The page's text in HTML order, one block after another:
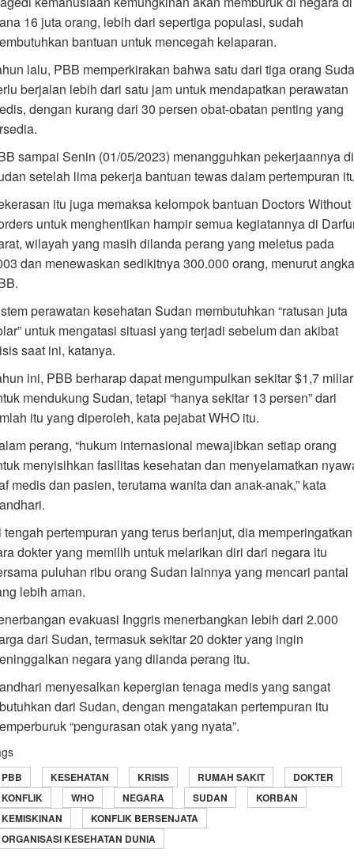
16 juta orang, lebih dari sepertiga populasi, sudah
bantuan untuk mencegah kelaparan.
lalu, PBB memperkirakan bahwa satu dari tiga orang
berjalan lebih dari satu jam untuk mendapatkan perawatan
dengan kurang dari 30 persen obat-obatan penting yang
sampai Senin (01/05/2023) menangguhkan pekerjaannya di
setelah lima pekerja bantuan tewas dalam pertempuran
itu juga memaksa kelompok bantuan Doctors Without
untuk menghentikan hampir semua kegiatannya di
wilayah yang masih dilanda perang yang meletus pada
dan menewaskan sedikitnya 300.000 orang, menurut angka
perawatan kesehatan Sudan membutuhkan “ratusan juta
untuk mengatasi situasi yang terjadi sebelum dan akibat
saat ini, katanya.
ini, PBB berharap dapat mengumpulkan sekitar $1,7 miliar
mendukung Sudan, tetapi “hanya sekitar 13 persen” dari
itu yang diperoleh, kata pejabat WHO itu.
perang, “hukum internasional mewajibkan setiap orang
menyisihkan fasilitas kesehatan dan menyelamatkan
medis dan pasien, terutama wanita dan anak-anak,” kata
tengah pertempuran yang terus berlanjut, dia memperingatkan
dokter yang memilih untuk melarikan diri dari negara itu
puluhan ribu orang Sudan lainnya yang mencari pantai
lebih aman.
evakuasi Inggris menerbangkan lebih dari 2.000
dari Sudan, termasuk sekitar 20 dokter yang ingin
negara yang dilanda perang itu.
menyesalkan kepergian tenaga medis yang sangat
dari Sudan, dengan mengatakan pertempuran itu
“pengurasan otak yang nyata”.
PBB KESEHATAN KRISIS RUMAH SAKIT
DOKTER
KONFLIK
WHO NEGARA SUDAN
KORBAN
KEMISKINAN
KONFLIK BERSENJATA
ORGANISASI KESEHATAN DUNIA